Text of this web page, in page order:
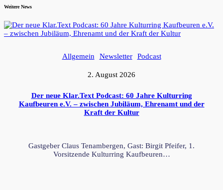
Weitere News
Allgemein Newsletter Podcast
2. August 2026
Der neue Klar.Text Podcast: 60 Jahre Kulturring
Kaufbeuren e.V. – zwischen Jubiläum, Ehrenamt und der
Kraft der Kultur
Gastgeber Claus Tenambergen, Gast: Birgit Pfeifer, 1.
Vorsitzende Kulturring Kaufbeuren…